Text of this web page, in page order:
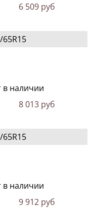
6 509 руб
65R15
в наличии
8 013 руб
65R15
в наличии
9 912 руб